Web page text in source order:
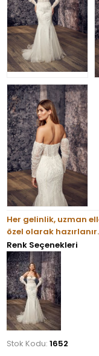
Her gelinlik, uzman
özel olarak
Renk Seçenekleri
Stok Kodu: 1652